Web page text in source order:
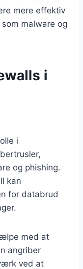
mere effektiv
malware og
i
i
og phishing.
kan
for databrud
med at
angriber
ved at